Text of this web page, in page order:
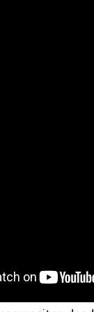
de “El